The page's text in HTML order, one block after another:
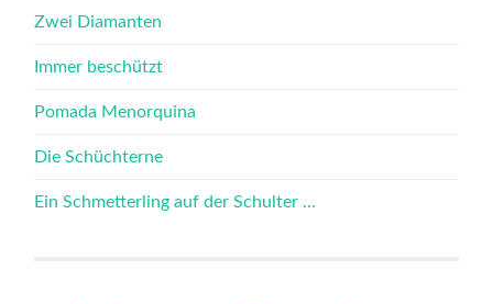
Zwei Diamanten
Immer beschützt
Pomada Menorquina
Die Schüchterne
Ein Schmetterling auf der Schulter …